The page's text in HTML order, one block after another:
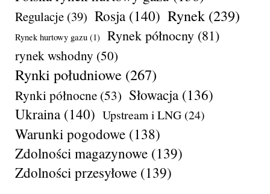
Regulacje (39) Rosja(140) Rynek (239)
Rynek hurtowy gazu (1) Rynek północny (81)
rynek wshodny (50)
Rynki południowe (267)
Rynki północne (53) Słowacja(136)
Ukraina(140) Upstream i LNG (24)
Warunki pogodowe (138)
Zdolności magazynowe (139)
Zdolności przesyłowe (139)